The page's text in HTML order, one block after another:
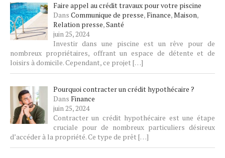
Faire appel au crédit travaux pour votre piscine
Dans Communique de presse,Finance,Maison,
Relation presse,Santé
juin 25, 2024
Investir dans une piscine est un rêve pour de
nombreux propriétaires, offrant un espace de détente et de
loisirs à domicile. Cependant, ce projet […]
Pourquoi contracter un crédit hypothécaire ?
Dans Finance
juin 25, 2024
Contracter un crédit hypothécaire est une étape
cruciale pour de nombreux particuliers désireux
d’accéder à la propriété. Ce type de prêt […]